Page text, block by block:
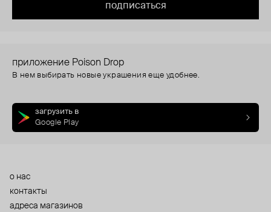
подписаться
приложение Poison Drop
В нем выбирать новые украшения еще удобнее.
загрузить в
Google Play
о нас
контакты
адреса магазинов